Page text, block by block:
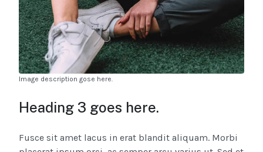
Image description gose here.
Heading 3 goes here.
Fusce sit amet lacus in erat blandit aliquam. Morbi